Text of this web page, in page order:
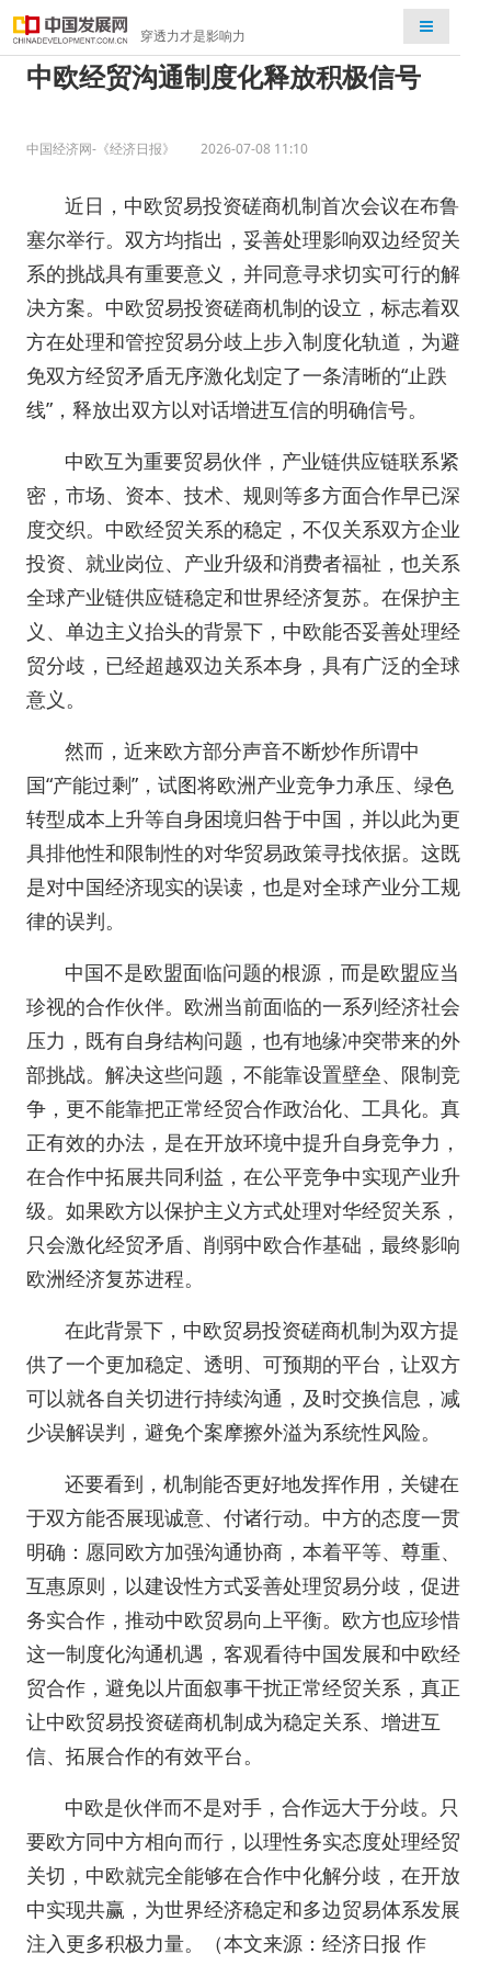
穿透力才是影响力
检索
中欧经贸沟通制度化释放积极信号
中国经济网-《经济日报》 2026-07-08 11:10
近日，中欧贸易投资磋商机制首次会议在布鲁
塞尔举行。双方均指出，妥善处理影响双边经贸关
系的挑战具有重要意义，并同意寻求切实可行的解
决方案。中欧贸易投资磋商机制的设立，标志着双
方在处理和管控贸易分歧上步入制度化轨道，为避
免双方经贸矛盾无序激化划定了一条清晰的“止跌
线”，释放出双方以对话增进互信的明确信号。
中欧互为重要贸易伙伴，产业链供应链联系紧
密，市场、资本、技术、规则等多方面合作早已深
度交织。中欧经贸关系的稳定，不仅关系双方企业
投资、就业岗位、产业升级和消费者福祉，也关系
全球产业链供应链稳定和世界经济复苏。在保护主
义、单边主义抬头的背景下，中欧能否妥善处理经
贸分歧，已经超越双边关系本身，具有广泛的全球
意义。
然而，近来欧方部分声音不断炒作所谓中
国“产能过剩”，试图将欧洲产业竞争力承压、绿色
转型成本上升等自身困境归咎于中国，并以此为更
具排他性和限制性的对华贸易政策寻找依据。这既
是对中国经济现实的误读，也是对全球产业分工规
律的误判。
中国不是欧盟面临问题的根源，而是欧盟应当
珍视的合作伙伴。欧洲当前面临的一系列经济社会
压力，既有自身结构问题，也有地缘冲突带来的外
部挑战。解决这些问题，不能靠设置壁垒、限制竞
争，更不能靠把正常经贸合作政治化、工具化。真
正有效的办法，是在开放环境中提升自身竞争力，
在合作中拓展共同利益，在公平竞争中实现产业升
级。如果欧方以保护主义方式处理对华经贸关系，
只会激化经贸矛盾、削弱中欧合作基础，最终影响
欧洲经济复苏进程。
在此背景下，中欧贸易投资磋商机制为双方提
供了一个更加稳定、透明、可预期的平台，让双方
可以就各自关切进行持续沟通，及时交换信息，减
少误解误判，避免个案摩擦外溢为系统性风险。
还要看到，机制能否更好地发挥作用，关键在
于双方能否展现诚意、付诸行动。中方的态度一贯
明确：愿同欧方加强沟通协商，本着平等、尊重、
互惠原则，以建设性方式妥善处理贸易分歧，促进
务实合作，推动中欧贸易向上平衡。欧方也应珍惜
这一制度化沟通机遇，客观看待中国发展和中欧经
贸合作，避免以片面叙事干扰正常经贸关系，真正
让中欧贸易投资磋商机制成为稳定关系、增进互
信、拓展合作的有效平台。
中欧是伙伴而不是对手，合作远大于分歧。只
要欧方同中方相向而行，以理性务实态度处理经贸
关切，中欧就完全能够在合作中化解分歧，在开放
中实现共赢，为世界经济稳定和多边贸易体系发展
注入更多积极力量。（本文来源：经济日报 作